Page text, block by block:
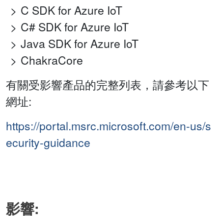
C SDK for Azure IoT
C# SDK for Azure IoT
Java SDK for Azure IoT
ChakraCore
有關受影響產品的完整列表，請參考以下
網址:
https://portal.msrc.microsoft.com/en-us/s
ecurity-guidance
影響: